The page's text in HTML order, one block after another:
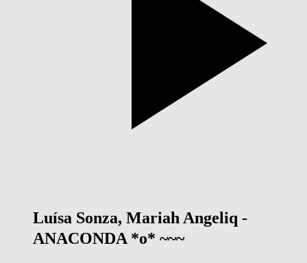
Luísa Sonza, Mariah Angeliq -
ANACONDA *o* ~~~